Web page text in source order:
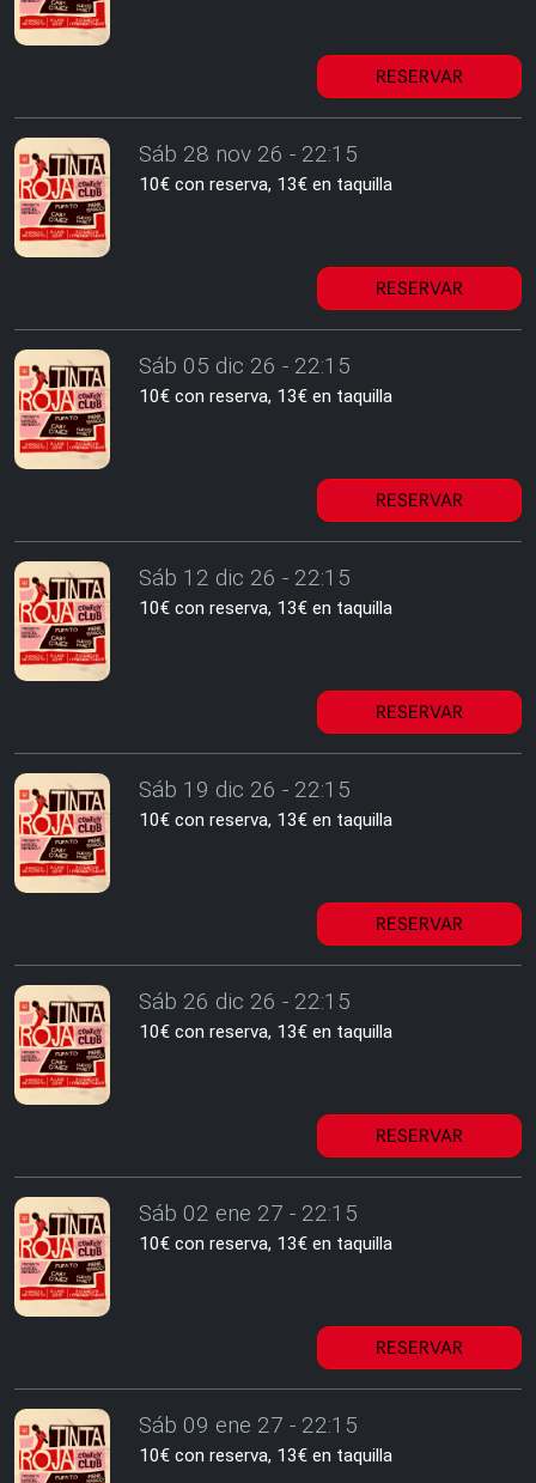
RESERVAR
Sáb 28 nov 26 - 22:15
10€ con reserva, 13€ en taquilla
RESERVAR
Sáb 05 dic 26 - 22:15
10€ con reserva, 13€ en taquilla
RESERVAR
Sáb 12 dic 26 - 22:15
10€ con reserva, 13€ en taquilla
RESERVAR
Sáb 19 dic 26 - 22:15
10€ con reserva, 13€ en taquilla
RESERVAR
Sáb 26 dic 26 - 22:15
10€ con reserva, 13€ en taquilla
RESERVAR
Sáb 02 ene 27 - 22:15
10€ con reserva, 13€ en taquilla
RESERVAR
Sáb 09 ene 27 - 22:15
10€ con reserva, 13€ en taquilla